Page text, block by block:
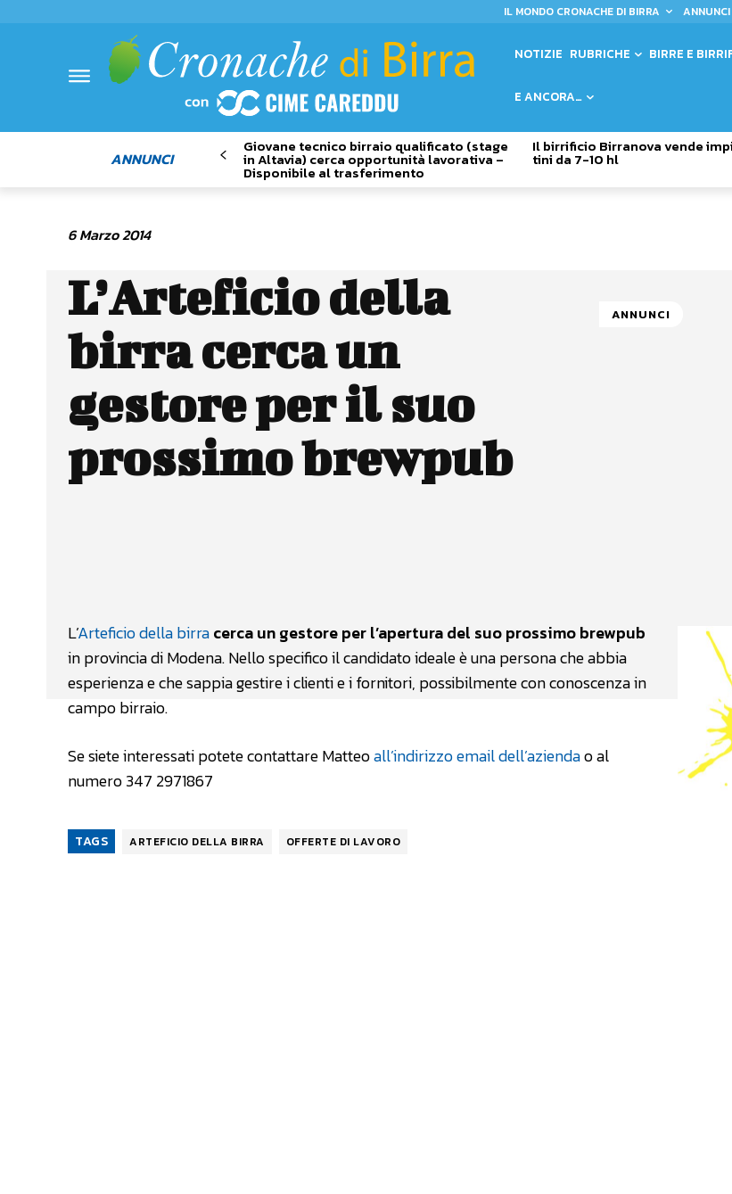
IL MONDO CRONACHE DI BIRRA ANNUNCI
NOTIZIE RUBRICHE BIRRE E
E ANCORA…
ANNUNCI
Giovane tecnico birraio qualificato (stage
in Altavia) cerca opportunità lavorativa –
Disponibile al trasferimento
Il birrificio Birranova vende
tini da 7-10 hl
6 Marzo 2014
L’Arteficio della
birra cerca un
gestore per il suo
prossimo brewpub
ANNUNCI
L’Arteficio della birracerca un gestore per l’apertura del suo prossimo brewpub
in provincia di Modena. Nello specifico il candidato ideale è una persona che abbia
esperienza e che sappia gestire i clienti e i fornitori, possibilmente con conoscenza in
campo birraio.
Se siete interessati potete contattare Matteoall’indirizzo email dell’aziendao al
numero 347 2971867
TAGS ARTEFICIO DELLA BIRRA OFFERTE DI LAVORO